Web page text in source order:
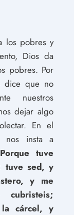
los pobres y
Dios da
pobres. Por
dice que no
nuestros
dejar algo
En el
nos insta a
tuve
tuve sed, y
y me
cárcel, y